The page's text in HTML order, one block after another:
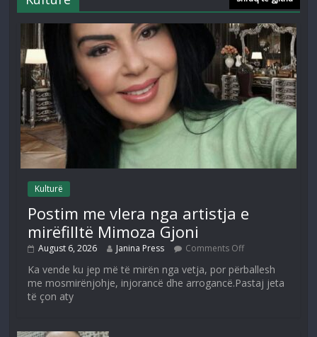
Kulturë
Postim me vlera nga artistja e
mirëfilltë Mimoza Gjoni
August 6, 2026 Janina Press Comments Off
Ka vende ku jep më të mirën nga vetja, por përballesh
me mosmirënjohje, injorancë dhe arrogancë.Pastaj jeta
të çon aty